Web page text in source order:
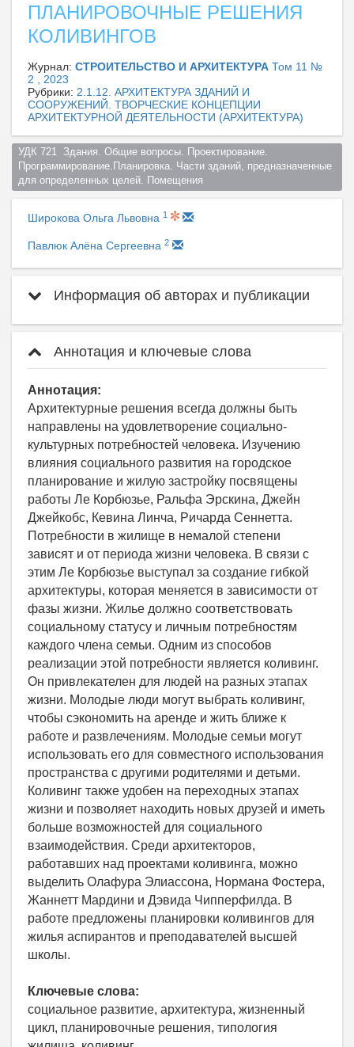
ПЛАНИРОВОЧНЫЕ РЕШЕНИЯ
КОЛИВИНГОВ
Журнал: СТРОИТЕЛЬСТВО И АРХИТЕКТУРА Том 11 №
2 , 2023
Рубрики: 2.1.12. АРХИТЕКТУРА ЗДАНИЙ И
СООРУЖЕНИЙ. ТВОРЧЕСКИЕ КОНЦЕПЦИИ
АРХИТЕКТУРНОЙ ДЕЯТЕЛЬНОСТИ (АРХИТЕКТУРА)
УДК 721  Здания. Общие вопросы. Проектирование.
Программирование.Планировка. Части зданий, предназначенные
для определенных целей. Помещения
Широкова Ольга Львовна 1
Павлюк Алёна Сергеевна 2
Информация об авторах и публикации
Аннотация и ключевые слова
Аннотация:
Архитектурные решения всегда должны быть
направлены на удовлетворение социально-
культурных потребностей человека. Изучению
влияния социального развития на городское
планирование и жилую застройку посвящены
работы Ле Корбюзье, Ральфа Эрскина, Джейн
Джейкобс, Кевина Линча, Ричарда Сеннетта.
Потребности в жилище в немалой степени
зависят и от периода жизни человека. В связи с
этим Ле Корбюзье выступал за создание гибкой
архитектуры, которая меняется в зависимости от
фазы жизни. Жилье должно соответствовать
социальному статусу и личным потребностям
каждого члена семьи. Одним из способов
реализации этой потребности является коливинг.
Он привлекателен для людей на разных этапах
жизни. Молодые люди могут выбрать коливинг,
чтобы сэкономить на аренде и жить ближе к
работе и развлечениям. Молодые семьи могут
использовать его для совместного использования
пространства с другими родителями и детьми.
Коливинг также удобен на переходных этапах
жизни и позволяет находить новых друзей и иметь
больше возможностей для социального
взаимодействия. Среди архитекторов,
работавших над проектами коливинга, можно
выделить Олафура Элиассона, Нормана Фостера,
Жаннетт Мардини и Дэвида Чипперфилда. В
работе предложены планировки коливингов для
жилья аспирантов и преподавателей высшей
школы.
Ключевые слова:
социальное развитие, архитектура, жизненный
цикл, планировочные решения, типология